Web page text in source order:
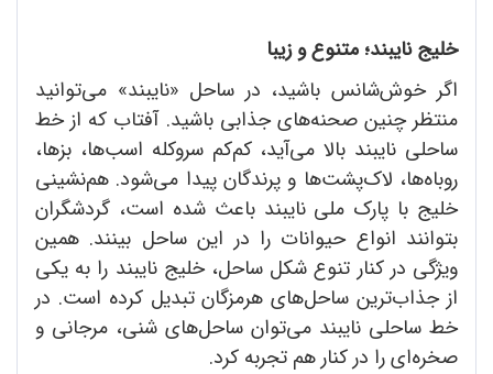
خلیج نایبند؛ متنوع و زیبا
اگر خوش‌شانس باشید، در ساحل «نایبند» می‌توانید
منتظر چنین صحنه‌های جذابی باشید. آفتاب که از خط
ساحلی نایبند بالا می‌آید، کم‌کم سروکله اسب‌ها، بزها،
روباه‌ها، لاک‌پشت‌ها و پرندگان پیدا می‌شود. هم‌نشینی
خلیج با پارک ملی نایبند باعث شده است، گردشگران
بتوانند انواع حیوانات را در این ساحل بینند. همین
ویژگی در کنار تنوع شکل ساحل، ‌خلیج نایبند را به یکی
از جذاب‌ترین ساحل‌های هرمزگان تبدیل کرده ‌است. در
خط ساحلی نایبند می‌توان ساحل‌های شنی،‌ مرجانی و
صخره‌ای را در کنار هم تجربه کرد.